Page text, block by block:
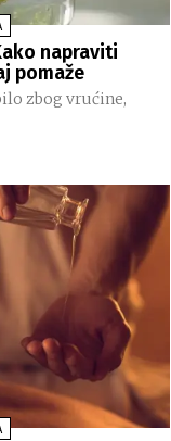
napraviti
pomaže
zbog vrućine,